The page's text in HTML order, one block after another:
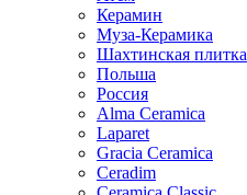
Керамин
Муза-Керамика
Шахтинская плитка
Польша
Россия
Alma Ceramica
Laparet
Gracia Ceramica
Ceradim